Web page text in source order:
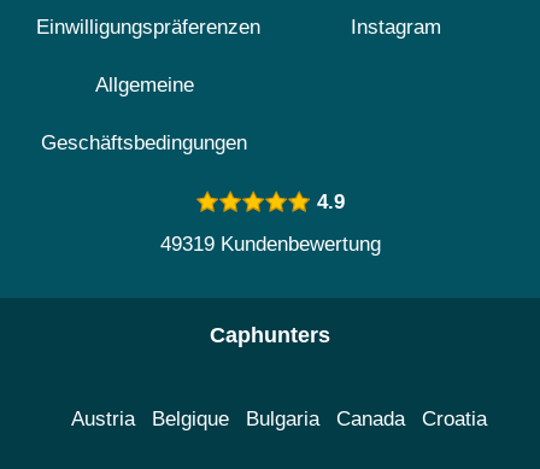
Einwilligungspräferenzen
Allgemeine
Geschäftsbedingungen
Instagram
4.9
49319 Kundenbewertung
Caphunters
Austria Belgique Bulgaria Canada Croatia